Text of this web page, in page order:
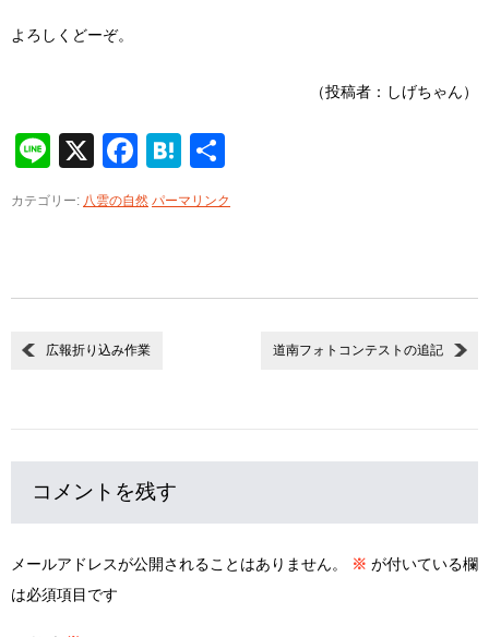
よろしくどーぞ。
（投稿者：しげちゃん）
Line
X Facebook
Hatena
カテゴリー: 八雲の自然 パーマリンク
広報折り込み作業 道南フォトコンテストの追記
コメントを残す
メールアドレスが公開されることはありません。 ※ が付いている欄
は必須項目です